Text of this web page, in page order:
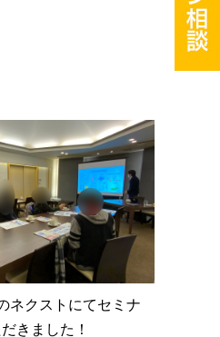
ネクストにてセミナ
きました！